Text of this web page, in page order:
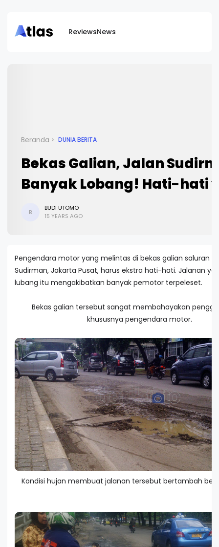
ReviewsNews
Beranda DUNIA BERITA
Bekas Galian, Jalan
Banyak Lobang! Hati-hati
B
BUDI UTOMO
15 YEARS AGO
Pengendara motor yang melintas di bekas galian saluran
Sudirman, Jakarta Pusat, harus ekstra hati-hati. Jalanan
lubang itu mengakibatkan banyak pemotor terpeleset.
Bekas galian tersebut sangat membahayakan
khususnya pengendara motor.
Kondisi hujan membuat jalanan tersebut bertambah